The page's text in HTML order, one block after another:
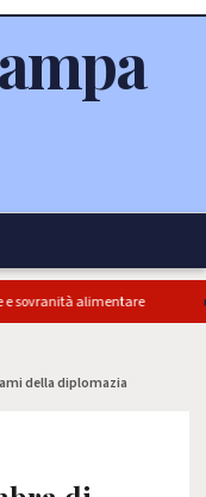
alimentare
della diplomazia